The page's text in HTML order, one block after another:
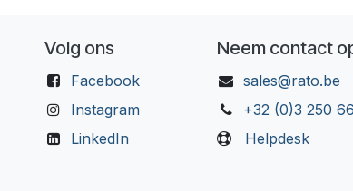
Volg ons
Facebook
Instagram
LinkedIn
Neem contact
sales@rato.be
+32 (0)3 250
Helpdesk